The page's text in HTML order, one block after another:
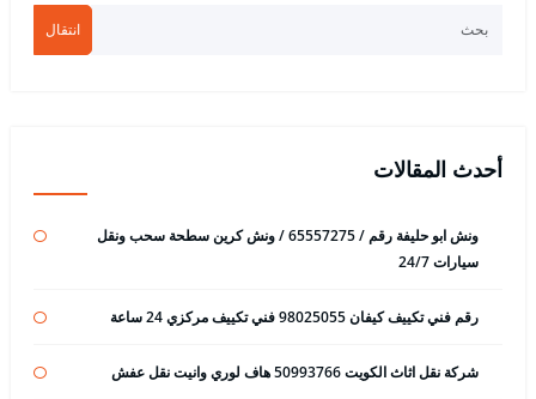
انتقال
أحدث المقالات
ونش ابو حليفة رقم / 65557275 / ونش كرين سطحة سحب ونقل
سيارات 24/7
رقم فني تكييف كيفان 98025055 فني تكييف مركزي 24 ساعة
شركة نقل اثاث الكويت 50993766 هاف لوري وانيت نقل عفش